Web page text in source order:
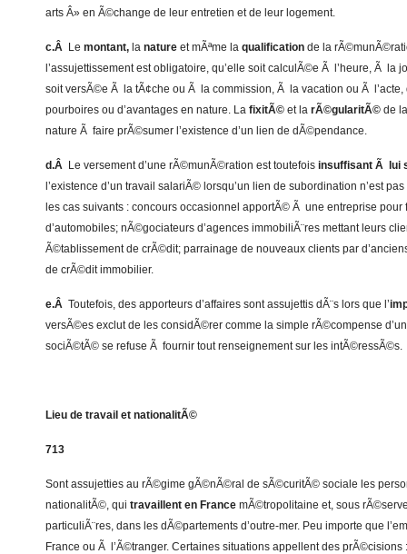
arts Â» en Ã©change de leur entretien et de leur logement.
c.Â Le montant, la nature et mÃªme la qualification de la
l’assujettissement est obligatoire, qu’elle soit calculÃ©e Ã l’heure, Ã la
soit versÃ©e Ã la tÃ¢che ou Ã la commission, Ã la vacation ou Ã l’acte,
pourboires ou d’avantages en nature. La fixitÃ© et la rÃ©gularitÃ© de
nature Ã faire prÃ©sumer l’existence d’un lien de dÃ©pendance.
d.Â Le versement d’une rÃ©munÃ©ration est toutefois insuffisant Ã lui
l’existence d’un travail salariÃ© lorsqu’un lien de subordination n’est
les cas suivants : concours occasionnel apportÃ© Ã une entreprise pour
d’automobiles; nÃ©gociateurs d’agences immobiliÃ¨res mettant leurs
Ã©tablissement de crÃ©dit; parrainage de nouveaux clients par
de crÃ©dit immobilier.
e.Â Toutefois, des apporteurs d’affaires sont assujettis dÃ¨s lors que l’
versÃ©es exclut de les considÃ©rer comme la simple rÃ©compense
sociÃ©tÃ© se refuse Ã fournir tout renseignement sur les intÃ©ressÃ©s.
Lieu de travail et nationalitÃ©
713
Sont assujetties au rÃ©gime gÃ©nÃ©ral de sÃ©curitÃ© sociale les
nationalitÃ©, qui travaillent en France mÃ©tropolitaine et, sous
particuliÃ¨res, dans les dÃ©partements d’outre-mer. Peu importe que
France ou Ã l’Ã©tranger. Certaines situations appellent des